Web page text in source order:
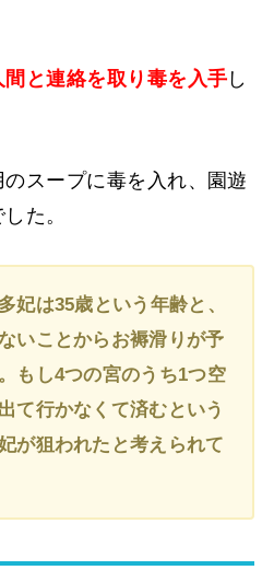
と連絡を取り毒を入手 し
スープに毒を入れ、園遊
た。
妃は35歳という年齢と、
いことからお褥滑りが予
もし4つの宮のうち1つ空
て行かなくて済むという
が狙われたと考えられて